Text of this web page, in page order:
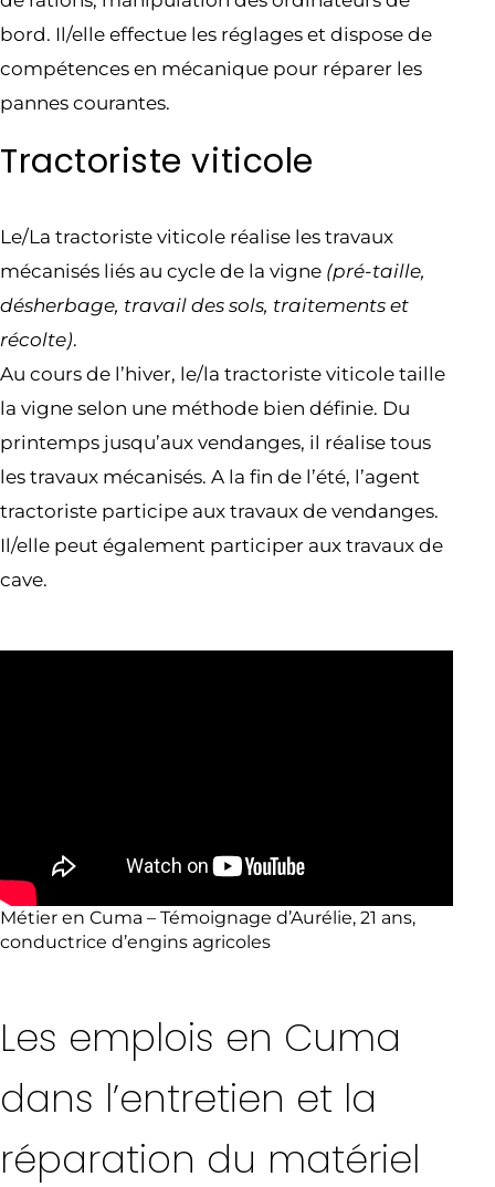
bord. Il/elle effectue les réglages et dispose de
compétences en mécanique pour réparer les
pannes courantes.
Tractoriste viticole
Le/La tractoriste viticole réalise les travaux
mécanisés liés au cycle de la vigne (pré-taille,
désherbage, travail des sols, traitements et
récolte).
Au cours de l’hiver, le/la tractoriste viticole taille
la vigne selon une méthode bien définie. Du
printemps jusqu’aux vendanges, il réalise tous
les travaux mécanisés. A la fin de l’été, l’agent
tractoriste participe aux travaux de vendanges.
Il/elle peut également participer aux travaux de
cave.
Métier en Cuma – Témoignage d’Aurélie, 21 ans,
conductrice d’engins agricoles
Les emplois en Cuma
dans l’entretien et la
réparation du matériel